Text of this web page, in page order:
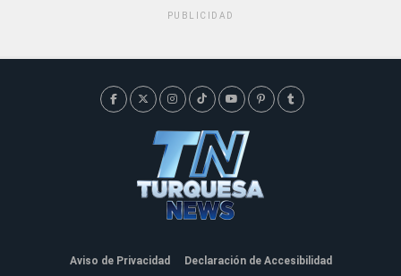
PUBLICIDAD
Aviso de Privacidad Declaración de Accesibilidad